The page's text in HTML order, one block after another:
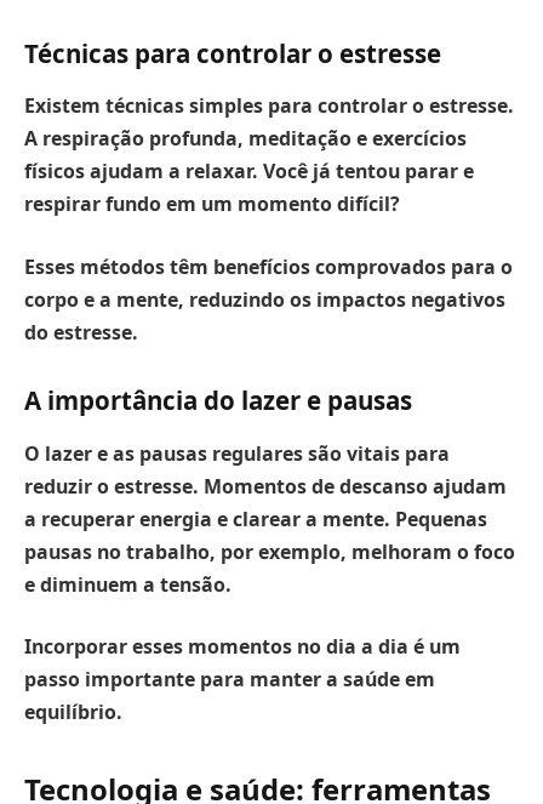
Técnicas para controlar o estresse
Existem técnicas simples para controlar o estresse.
A respiração profunda, meditação e exercícios
físicos ajudam a relaxar. Você já tentou parar e
respirar fundo em um momento difícil?
Esses métodos têm benefícios comprovados para o
corpo e a mente, reduzindo os impactos negativos
do estresse.
A importância do lazer e pausas
O lazer e as pausas regulares são vitais para
reduzir o estresse. Momentos de descanso ajudam
a recuperar energia e clarear a mente. Pequenas
pausas no trabalho, por exemplo, melhoram o foco
e diminuem a tensão.
Incorporar esses momentos no dia a dia é um
passo importante para manter a saúde em
equilíbrio.
Tecnologia e saúde: ferramentas